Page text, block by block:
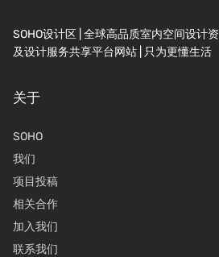
SOHO设计区 | 全球高品质室内空间设计资
及设计服务共享平台网站 | 只为更懂生活
关于
SOHO
我们
项目投稿
相关合作
加入我们
联系我们